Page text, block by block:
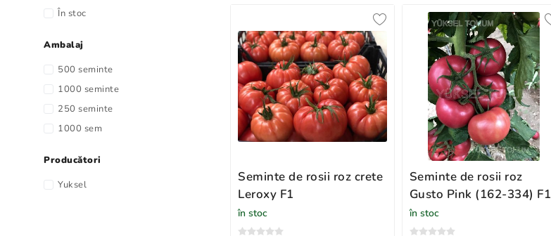
În stoc
Ambalaj
500 seminte
1000 seminte
250 seminte
1000 sem
Producători
Yuksel
Seminte de rosii roz crete
Leroxy F1
în stoc
Seminte de rosii roz
Gusto Pink (162-334) F1
în stoc